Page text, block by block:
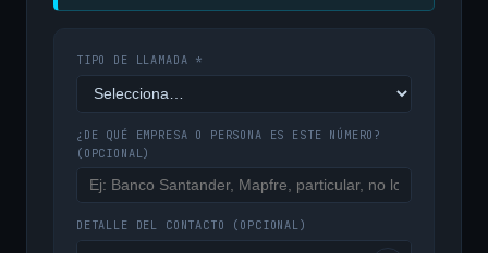
TIPO DE LLAMADA *
¿DE QUÉ EMPRESA O PERSONA ES ESTE NÚMERO?
(OPCIONAL)
DETALLE DEL CONTACTO (OPCIONAL)